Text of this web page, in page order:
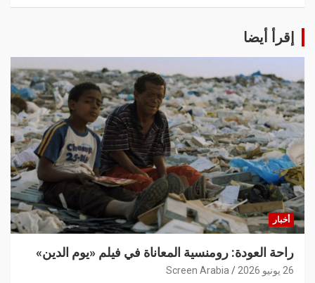
إقرأ أيضا
أخبار
راحة العودة: رومنسية المعاناة في فيلم «يوم الدين»
26 يونيو 2026 Screen Arabia